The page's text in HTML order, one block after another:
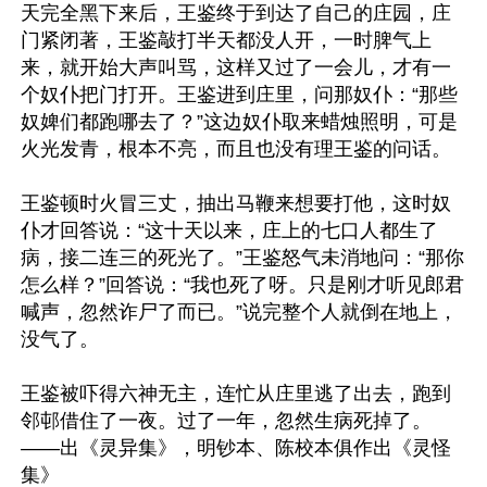
天完全黑下来后，王鉴终于到达了自己的庄园，庄
门紧闭著，王鉴敲打半天都没人开，一时脾气上
来，就开始大声叫骂，这样又过了一会儿，才有一
个奴仆把门打开。王鉴进到庄里，问那奴仆：“那些
奴婢们都跑哪去了？”这边奴仆取来蜡烛照明，可是
火光发青，根本不亮，而且也没有理王鉴的问话。
王鉴顿时火冒三丈，抽出马鞭来想要打他，这时奴
仆才回答说：“这十天以来，庄上的七口人都生了
病，接二连三的死光了。”王鉴怒气未消地问：“那你
怎么样？”回答说：“我也死了呀。只是刚才听见郎君
喊声，忽然诈尸了而已。”说完整个人就倒在地上，
没气了。
王鉴被吓得六神无主，连忙从庄里逃了出去，跑到
邻邨借住了一夜。过了一年，忽然生病死掉了。
——出《灵异集》，明钞本、陈校本俱作出《灵怪
集》